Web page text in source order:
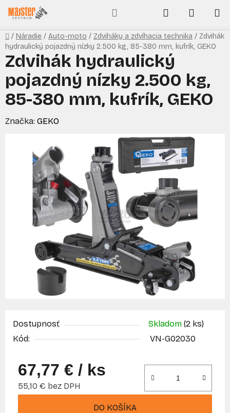
Prejsť
na
obsah
Hľadať
KOŠÍK
Domov
/ Náradie / Auto-moto / Zdviháky a zdvíhacia technika / Zdvihák
hydraulický pojazdný nízky 2.500 kg, 85-380 mm, kufrík, GEKO
Dostupnosť Skladom (2 ks)
Kód:
VN-G02030
67,77 € / ks
55,10 € bez DPH
DO KOŠÍKA
Zdvihák hydraulický
pojazdný nízky 2.500 kg,
85-380 mm, kufrík, GEKO
Značka: GEKO